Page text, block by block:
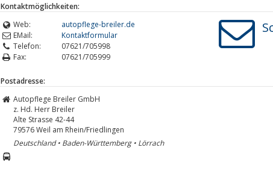
Kontaktmöglichkeiten:
Web:
autopflege-breiler.de
EMail:
Kontaktformular
Telefon:
07621/705998
Fax:
07621/705999
Postadresse:
Autopflege Breiler GmbH
z. Hd. Herr Breiler
Alte Strasse 42-44
79576Weil am Rhein/Friedlingen
Deutschland • Baden-Württemberg • Lörrach